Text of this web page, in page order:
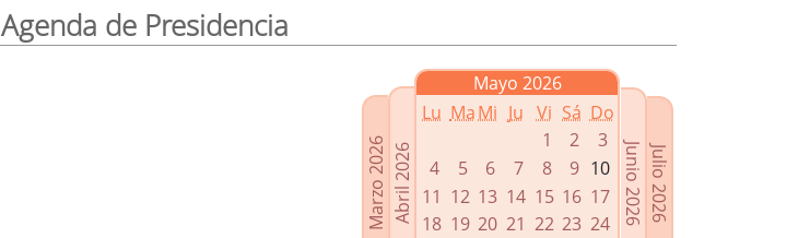
Agenda de Presidencia
Marzo 2026Abril 2026
Mayo 2026
Lu MaMi Ju Vi Sá Do
1
2
3
4
5 6 7 8 9 10
11 12 13 14 15 16 17
18 19 20 21 22 23 24
Julio 2026
Junio 2026